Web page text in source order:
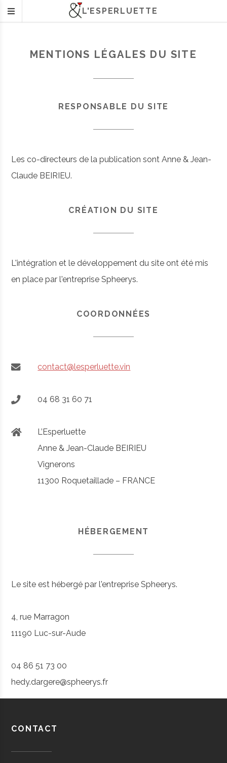
MENTIONS LÉGALES DU SITE
RESPONSABLE DU SITE
Les co-directeurs de la publication sont Anne & Jean-
Claude BEIRIEU.
CRÉATION DU SITE
L'intégration et le développement du site ont été mis
en place par l'entreprise Spheerys.
COORDONNÉES
contact@lesperluette.vin
04 68 31 60 71
L’Esperluette
Anne & Jean-Claude BEIRIEU
Vignerons
11300 Roquetaillade – FRANCE
HÉBERGEMENT
Le site est hébergé par l'entreprise Spheerys.
4, rue Marragon
11190 Luc-sur-Aude
04 86 51 73 00
hedy.dargere@spheerys.fr
CONTACT
L'ESPERLUETTE